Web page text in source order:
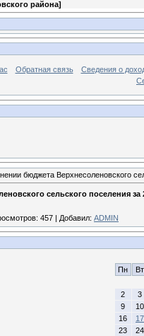
района]
Обратная связь
Сведения о
бюджета Верхнесоленовского
сельского поселения за
: 457 | Добавил: ADMIN
Пн Вт
2
3
9
10
16
17
23
24